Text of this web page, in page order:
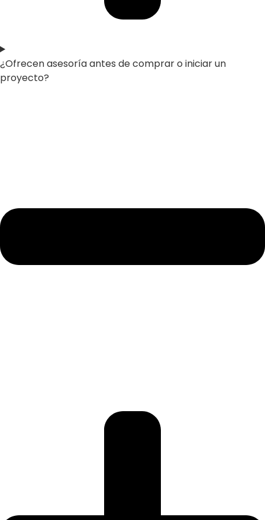
¿Ofrecen asesoría antes de comprar o iniciar un
proyecto?